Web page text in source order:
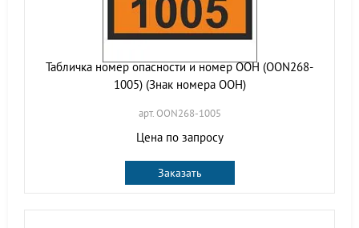
Табличка номер опасности и номер ООН (OON268-
1005) (Знак номера ООН)
арт. OON268-1005
Цена по запросу
Заказать